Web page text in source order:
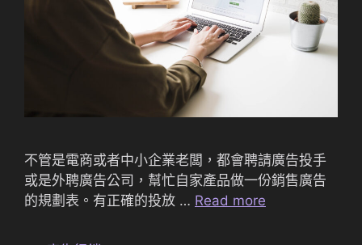
不管是電商或者中小企業老闆，都會聘請廣告投手
或是外聘廣告公司，幫忙自家產品做一份銷售廣告
的規劃表。有正確的投放 … Read more